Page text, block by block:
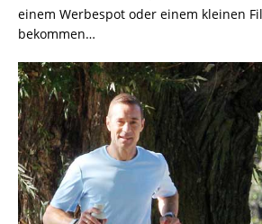
einem Werbespot oder einem kleinen
bekommen…